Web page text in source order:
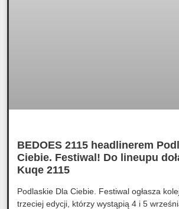
BEDOES 2115 headlinerem
Ciebie. Festiwal! Do lineupu
Kuqe 2115
Podlaskie Dla Ciebie. Festiwal ogłasza
trzeciej edycji, którzy wystąpią 4 i 5